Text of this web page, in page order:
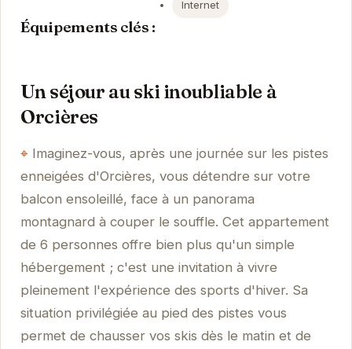
Équipements clés :
Internet
Un séjour au ski inoubliable à
Orcières
Imaginez-vous, après une journée sur les pistes
enneigées d'Orcières, vous détendre sur votre
balcon ensoleillé, face à un panorama
montagnard à couper le souffle. Cet appartement
de 6 personnes offre bien plus qu'un simple
hébergement ; c'est une invitation à vivre
pleinement l'expérience des sports d'hiver. Sa
situation privilégiée au pied des pistes vous
permet de chausser vos skis dès le matin et de